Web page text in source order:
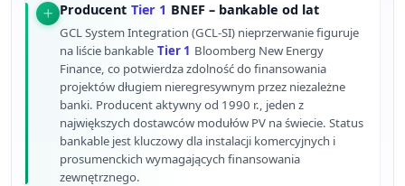
Producent Tier 1 BNEF – bankable od lat
GCL System Integration (GCL-SI) nieprzerwanie figuruje
na liście bankable Tier 1 Bloomberg New Energy
Finance, co potwierdza zdolność do finansowania
projektów długiem nieregresywnym przez niezależne
banki. Producent aktywny od 1990 r., jeden z
największych dostawców modułów PV na świecie. Status
bankable jest kluczowy dla instalacji komercyjnych i
prosumenckich wymagających finansowania
zewnętrznego.